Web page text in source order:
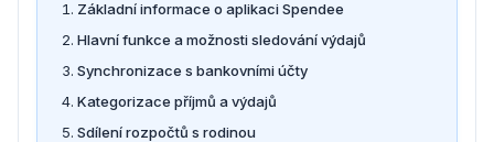
Základní informace o aplikaci Spendee
Hlavní funkce a možnosti sledování výdajů
Synchronizace s bankovními účty
Kategorizace příjmů a výdajů
Sdílení rozpočtů s rodinou